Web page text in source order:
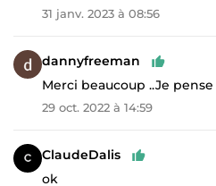
31 janv. 2023 à 08:56
dannyfreeman
Merci beaucoup ..Je
29 oct. 2022 à 14:59
ClaudeDalis
ok